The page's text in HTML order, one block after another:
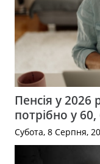
Пенсія у 2026
потрібно у 60,
Субота, 8 Серпня,